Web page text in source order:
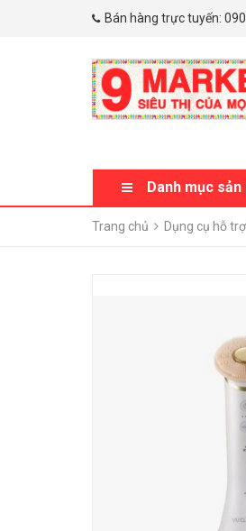
Bán hàng trực tuyến:
Danh mục sản
Trang chủ Dụng cụ hỗ trợ